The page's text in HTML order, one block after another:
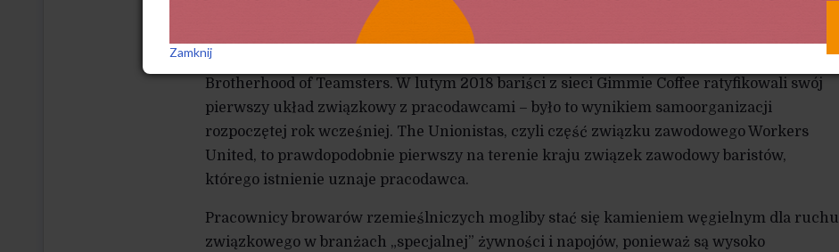
W cieniu tych gałęzi przemysłu zaczął rozwijać się ruch pracowniczy. Pod koniec 2017 r.
producenci sera z Nowego Jorku, pracujący tam dla firmy Beecher Handmade Cheese
z Seattle, przegłosowali przyłączenie się do związku zawodowego International
Brotherhood of Teamsters. W lutym 2018 bariści z sieci Gimmie Coffee ratyfikowali swój
pierwszy układ związkowy z pracodawcami – było to wynikiem samoorganizacji
rozpoczętej rok wcześniej. The Unionistas, czyli część związku zawodowego Workers
United, to prawdopodobnie pierwszy na terenie kraju związek zawodowy baristów,
którego istnienie uznaje pracodawca.
Pracownicy browarów rzemieślniczych mogliby stać się kamieniem węgielnym dla ruchu
związkowego w branżach „specjalnej” żywności i napojów, ponieważ są wysoko
Zamknij